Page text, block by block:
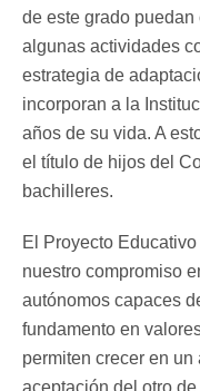
de este grado
algunas actividades
estrategia de
incorporan a la
años de su vida. A
el título de hijos del
bachilleres.
El Proyecto
nuestro compromiso
autónomos capaces
fundamento en
permiten crecer en